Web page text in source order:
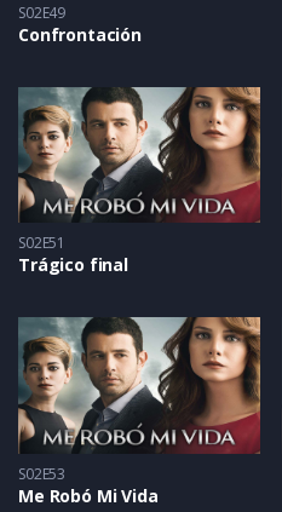
S02E49
Confrontación
S02E51
Trágico final
S02E53
Me Robó Mi Vida